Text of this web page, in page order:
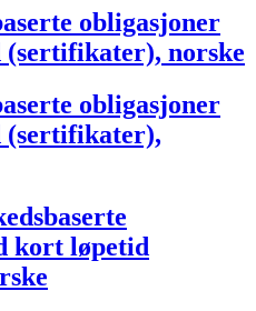
obligasjoner
norske
obligasjoner
(sertifikater),
kort løpetid